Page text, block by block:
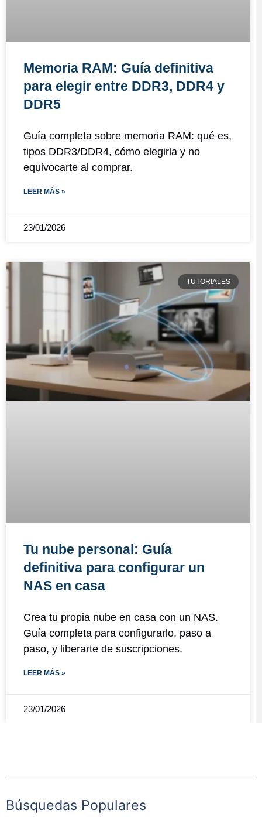
Memoria RAM: Guía definitiva
para elegir entre DDR3, DDR4 y
DDR5
Guía completa sobre memoria RAM: qué es,
tipos DDR3/DDR4, cómo elegirla y no
equivocarte al comprar.
LEER MÁS »
23/01/2026
TUTORIALES
Tu nube personal: Guía
definitiva para configurar un
NAS en casa
Crea tu propia nube en casa con un NAS.
Guía completa para configurarlo, paso a
paso, y liberarte de suscripciones.
LEER MÁS »
23/01/2026
Búsquedas Populares